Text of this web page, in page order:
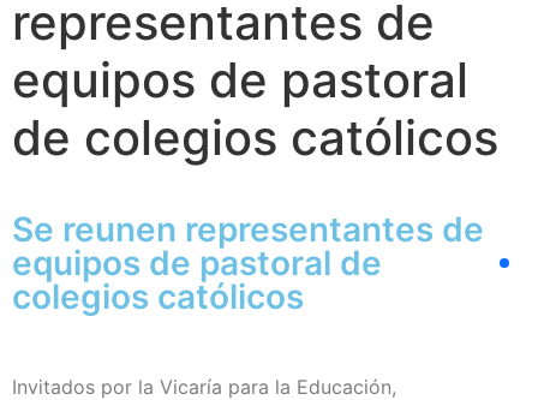
representantes de
equipos de pastoral
de colegios católicos
Se reunen representantes de
equipos de pastoral de
colegios católicos
Invitados por la Vicaría para la Educación,